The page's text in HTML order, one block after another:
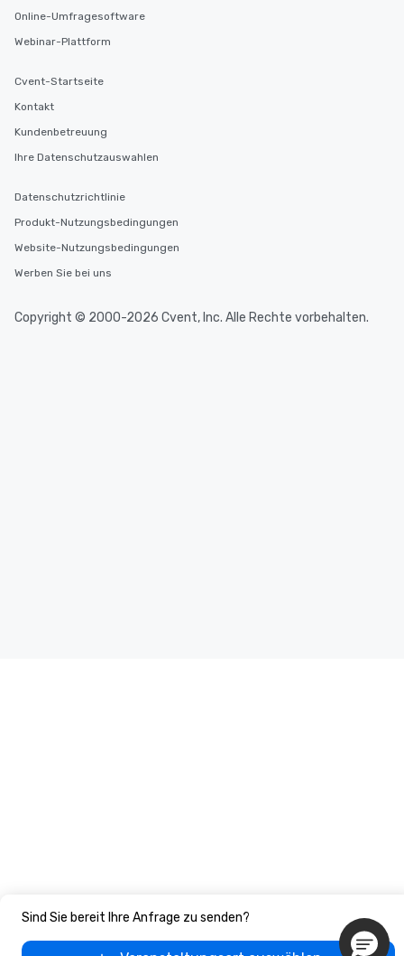
Sind Sie bereit Ihre Anfrage zu senden?
Online-Umfragesoftware
Webinar-Plattform
Cvent-Startseite
Kontakt
Kundenbetreuung
Ihre Datenschutzauswahlen
Datenschutzrichtlinie
Produkt-Nutzungsbedingungen
Website-Nutzungsbedingungen
Werben Sie bei uns
Copyright © 2000-2026 Cvent, Inc. Alle Rechte vorbehalten.